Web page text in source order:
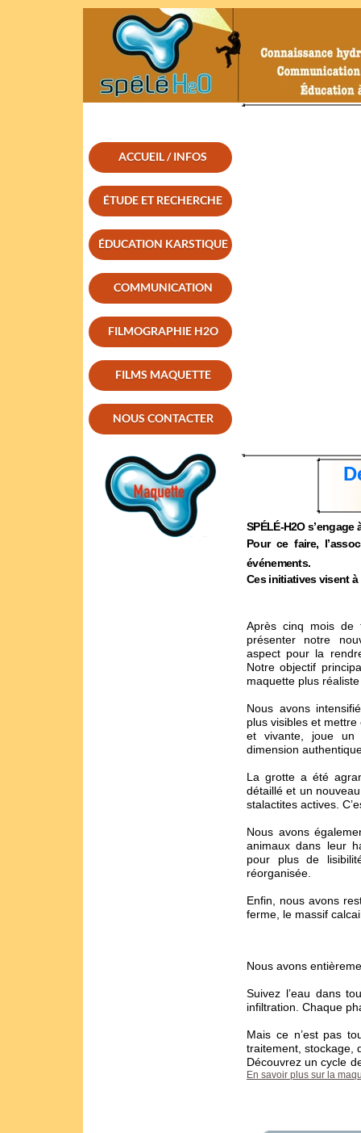
ACCUEIL / INFOS
ÉTUDE ET RECHERCHE
ÉDUCATION KARSTIQUE
COMMUNICATION
FILMOGRAPHIE H2O
FILMS MAQUETTE
NOUS CONTACTER
SPÉLÉ-H2O
Pour ce faire,
événements.
Ces initiatives visent à
Après cinq mois de
présenter notre
aspect pour la
Notre objectif
maquette plus
Nous avons
plus visibles et mettre
et vivante, joue un
dimension
La grotte a été
détaillé et un
stalactites actives.
Nous avons
animaux dans leur
pour plus de
réorganisée.
Enfin, nous avons
ferme, le massif
Nous avons
Suivez l’eau dans
infiltration. Chaque
Mais ce n’est pas
traitement, stockage,
Découvrez un cycle
En savoir plus sur la